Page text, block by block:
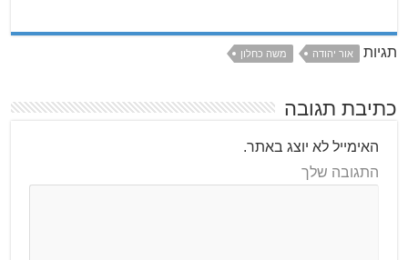
תגיות אור יהודה משה כחלון
כתיבת תגובה
האימייל לא יוצג באתר.
התגובה שלך